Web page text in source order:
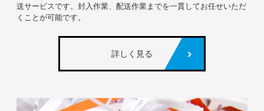
送サービスです。封入作業、配送作業までを一貫してお任せいただ
くことが可能です。
詳しく見る